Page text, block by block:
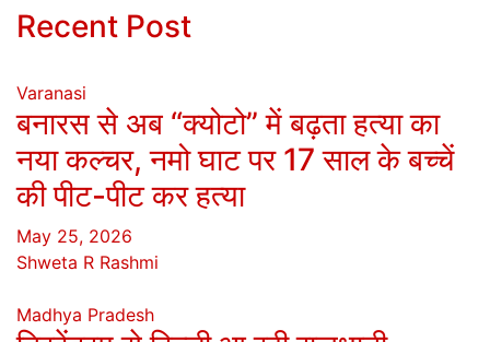
Recent Post
Varanasi
बनारस से अब “क्योटो” में बढ़ता हत्या का
नया कल्चर, नमो घाट पर 17 साल के बच्चें
की पीट-पीट कर हत्या
May 25, 2026
Shweta R Rashmi
Madhya Pradesh